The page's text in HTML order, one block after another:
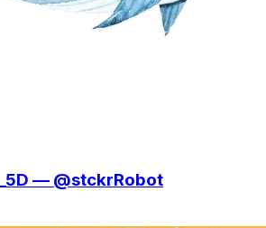
— @stckrRobot